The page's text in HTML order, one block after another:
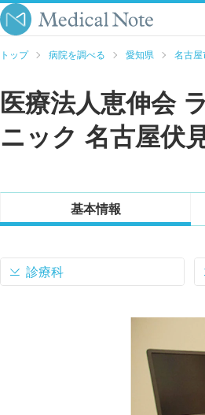
トップ 病院を調べる 愛知県 名古屋
医療法人恵伸会
ニック 名古屋伏
基本情報
診療科